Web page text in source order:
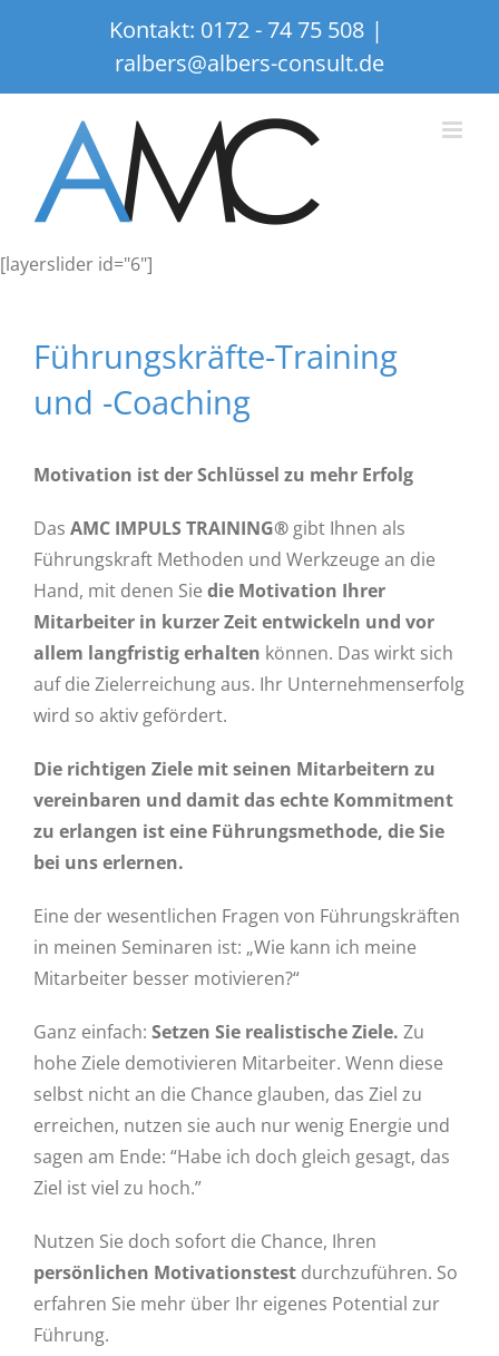
Kontakt: 0172 - 74 75 508 |
ralbers@albers-consult.de
[layerslider id="6"]
Führungskräfte-Training
und -Coaching
Motivation ist der Schlüssel zu mehr Erfolg
Das AMC IMPULS TRAINING® gibt Ihnen als
Führungskraft Methoden und Werkzeuge an die
Hand, mit denen Sie die Motivation Ihrer
Mitarbeiter in kurzer Zeit entwickeln und vor
allem langfristig erhalten können. Das wirkt sich
auf die Zielerreichung aus. Ihr Unternehmenserfolg
wird so aktiv gefördert.
Die richtigen Ziele mit seinen Mitarbeitern zu
vereinbaren und damit das echte Kommitment
zu erlangen ist eine Führungsmethode, die Sie
bei uns erlernen.
Eine der wesentlichen Fragen von Führungskräften
in meinen Seminaren ist: „Wie kann ich meine
Mitarbeiter besser motivieren?“
Ganz einfach: Setzen Sie realistische Ziele. Zu
hohe Ziele demotivieren Mitarbeiter. Wenn diese
selbst nicht an die Chance glauben, das Ziel zu
erreichen, nutzen sie auch nur wenig Energie und
sagen am Ende: “Habe ich doch gleich gesagt, das
Ziel ist viel zu hoch.”
Nutzen Sie doch sofort die Chance, Ihren
persönlichen Motivationstest durchzuführen. So
erfahren Sie mehr über Ihr eigenes Potential zur
Führung.